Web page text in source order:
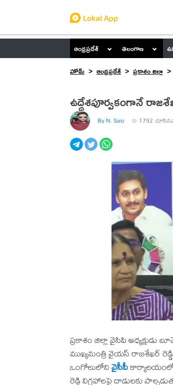
ఆంధ్రప్రదేశ్ తెలంగాణ
హోమ్
ఆంధ్రప్రదేశ్ ప్రకాశం జిల్లా
ఉద్దేశపూర్వకంగానే
By N. Sasi 1792
ప్రకాశం జిల్లా వైసిపి
ముఖ్యమంత్రి వైయస్ రాజశేఖర్
ఒంగోలులోనివైసీపీకార్యాలయంలో
రెడ్డి విగ్రహాలపై దాడులకు